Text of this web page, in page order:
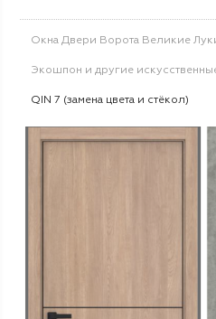
Окна Двери Ворота Великие
Экошпон и другие
QIN 7 (замена цвета и стёкол)